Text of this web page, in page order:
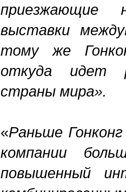
приезжающие
выставки
тому же
откуда идет
страны мира».
«Раньше
компании
повышенный